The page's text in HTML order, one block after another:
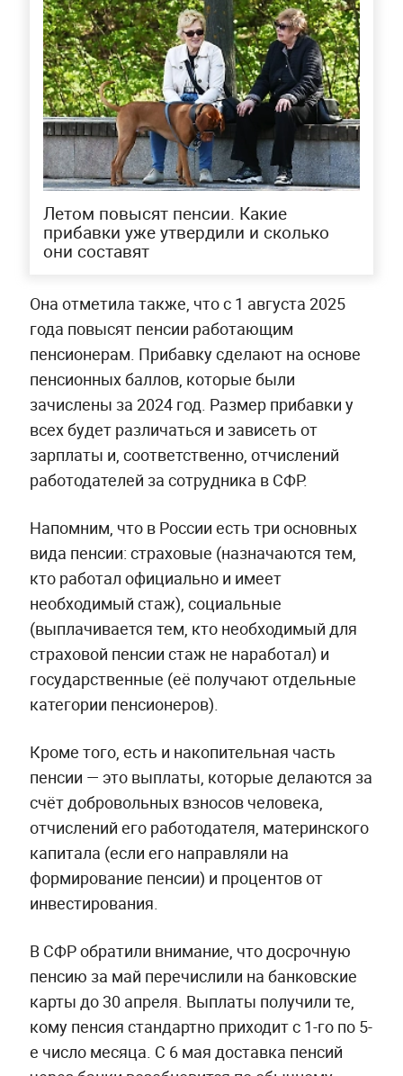
Летом повысят пенсии. Какие
прибавки уже утвердили и сколько
они составят
Она отметила также, что с 1 августа 2025
года повысят пенсии работающим
пенсионерам. Прибавку сделают на основе
пенсионных баллов, которые были
зачислены за 2024 год. Размер прибавки у
всех будет различаться и зависеть от
зарплаты и, соответственно, отчислений
работодателей за сотрудника в СФР.
Напомним, что в России есть три основных
вида пенсии: страховые (назначаются тем,
кто работал официально и имеет
необходимый стаж), социальные
(выплачивается тем, кто необходимый для
страховой пенсии стаж не наработал) и
государственные (её получают отдельные
категории пенсионеров).
Кроме того, есть и накопительная часть
пенсии — это выплаты, которые делаются за
счёт добровольных взносов человека,
отчислений его работодателя, материнского
капитала (если его направляли на
формирование пенсии) и процентов от
инвестирования.
В СФР обратили внимание, что досрочную
пенсию за май перечислили на банковские
карты до 30 апреля. Выплаты получили те,
кому пенсия стандартно приходит с 1-го по 5-
е число месяца. С 6 мая доставка пенсий